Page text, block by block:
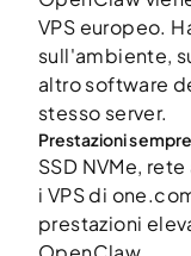
VPS europeo.
sull'ambiente,
altro software
stesso server.
Prestazioni
SSD NVMe,
i VPS di
prestazioni